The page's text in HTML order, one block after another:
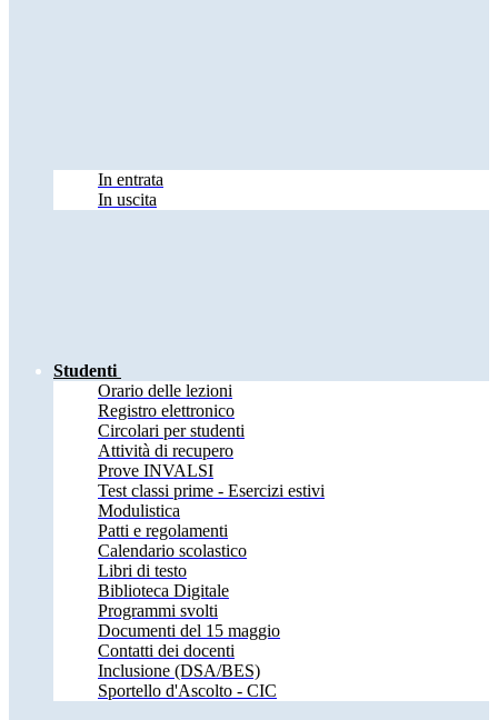
In entrata
In uscita
Studenti
Orario delle lezioni
Registro elettronico
Circolari per studenti
Attività di recupero
Prove INVALSI
Test classi prime - Esercizi estivi
Modulistica
Patti e regolamenti
Calendario scolastico
Libri di testo
Biblioteca Digitale
Programmi svolti
Documenti del 15 maggio
Contatti dei docenti
Inclusione (DSA/BES)
Sportello d'Ascolto - CIC